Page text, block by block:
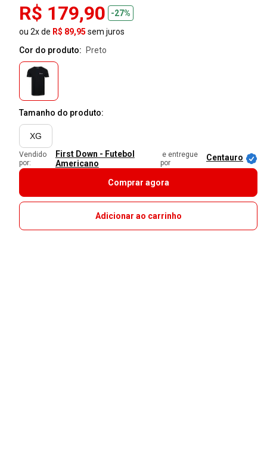
R$ 179,90
-27%
ou 2x de R$ 89,95 sem juros
Cor do produto:
preto
Tamanho do produto:
XG
Vendido
por:
First Down - Futebol
Americano
e entregue
por
Centauro
Comprar agora
Adicionar ao carrinho